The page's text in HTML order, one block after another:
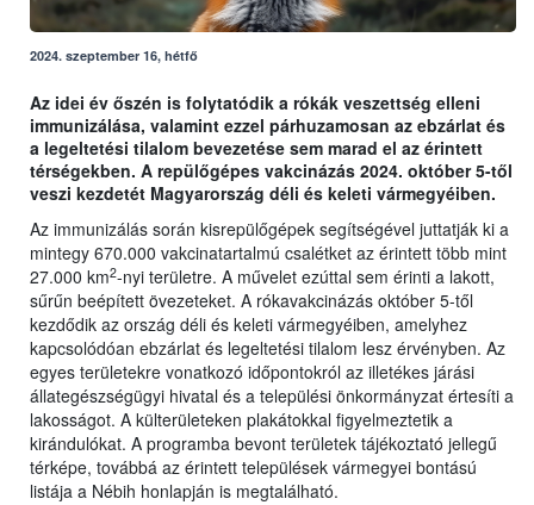
2024. szeptember 16, hétfő
Az idei év őszén is folytatódik a rókák veszettség elleni
immunizálása, valamint ezzel párhuzamosan az ebzárlat és
a legeltetési tilalom bevezetése sem marad el az érintett
térségekben. A repülőgépes vakcinázás 2024. október 5-től
veszi kezdetét Magyarország déli és keleti vármegyéiben.
Az immunizálás során kisrepülőgépek segítségével juttatják ki a
mintegy 670.000 vakcinatartalmú csalétket az érintett több mint
27.000 km2-nyi területre. A művelet ezúttal sem érinti a lakott,
sűrűn beépített övezeteket. A rókavakcinázás október 5-től
kezdődik az ország déli és keleti vármegyéiben, amelyhez
kapcsolódóan ebzárlat és legeltetési tilalom lesz érvényben. Az
egyes területekre vonatkozó időpontokról az illetékes járási
állategészségügyi hivatal és a települési önkormányzat értesíti a
lakosságot. A külterületeken plakátokkal figyelmeztetik a
kirándulókat. A programba bevont területek tájékoztató jellegű
térképe, továbbá az érintett települések vármegyei bontású
listája a Nébih honlapján is megtalálható.